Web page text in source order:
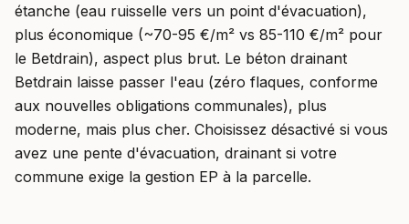
étanche (eau ruisselle vers un point d'évacuation),
plus économique (~70-95 €/m² vs 85-110 €/m² pour
le Betdrain), aspect plus brut. Le béton drainant
Betdrain laisse passer l'eau (zéro flaques, conforme
aux nouvelles obligations communales), plus
moderne, mais plus cher. Choisissez désactivé si vous
avez une pente d'évacuation, drainant si votre
commune exige la gestion EP à la parcelle.